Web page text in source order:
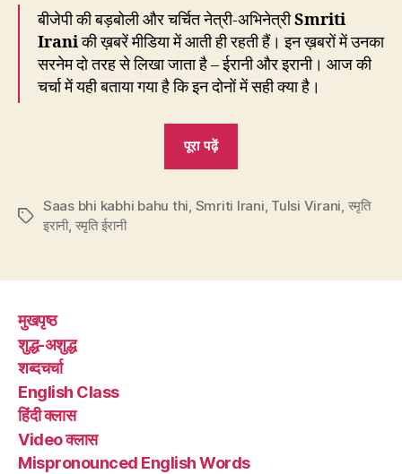
बीजेपी की बड़बोली और चर्चित नेत्री-अभिनेत्रीSmriti
Iraniकी ख़बरें मीडिया में आती ही रहती हैं। इन ख़बरों में उनका
सरनेम दो तरह से लिखा जाता है – ईरानी और इरानी। आज की
चर्चा में यही बताया गया है कि इन दोनों में सही क्या है।
पूरा पढ़ें
स्मृति
या
Tags
Saas bhi kabhi bahu thi, Smriti Irani, Tulsi Virani, स्मृति
इरानी, स्मृति ईरानी
मुखपृष्ठ
शुद्ध-अशुद्ध
शब्दचर्चा
English Class
हिंदी क्लास
Video क्लास
Mispronounced English Words